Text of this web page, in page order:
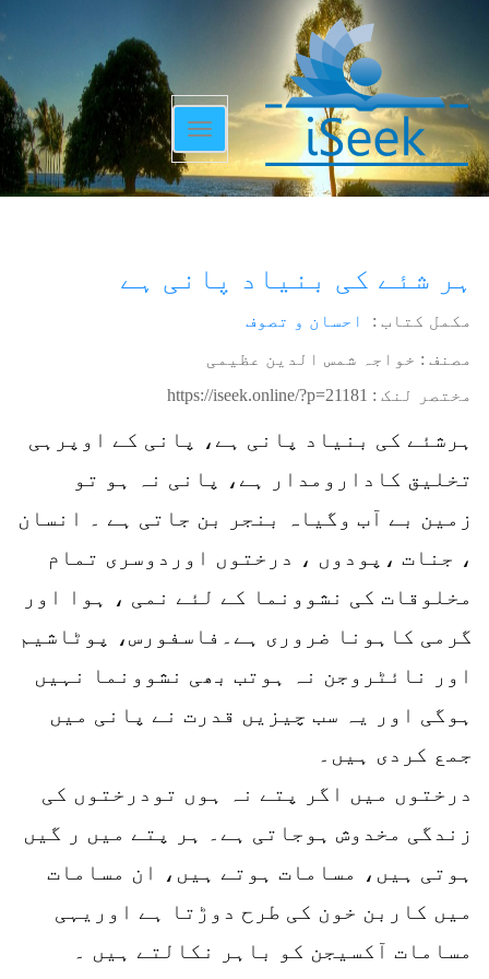
Toggle
navigation
ہر شئے کی بنیاد پانی ہے
مکمل کتاب : احسان و تصوف
مصنف : خواجہ شمس الدین عظیمی
مختصر لنک : https://iseek.online/?p=21181
ہرشئے کی بنیاد پانی ہے، پانی کے اوپرہی
تخلیق کادارومدار ہے، پانی نہ ہو تو
زمین بے آب وگیاہ بنجر بن جاتی ہے ۔ انسان
، جنات ،پودوں ، درختوں اوردوسری تمام
مخلوقات کی نشوونما کے لئے نمی ، ہوا اور
گرمی کاہونا ضروری ہے۔فاسفورس، پوٹاشیم
اور نائٹروجن نہ ہوتب بھی نشوونما نہیں
ہوگی اور یہ سب چیزیں قدرت نے پانی میں
جمع کردی ہیں۔
درختوں میں اگر پتے نہ ہوں تودرختوں کی
زندگی مخدوش ہوجاتی ہے۔ ہر پتے میں ر گیں
ہوتی ہیں، مسامات ہوتے ہیں، ان مسامات
میں کاربن خون کی طرح دوڑتا ہے اوریہی
مسامات آکسیجن کو باہر نکالتے ہیں ۔